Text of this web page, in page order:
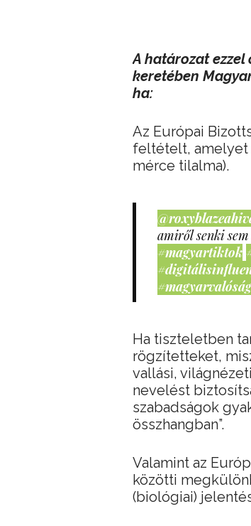
A határozat
keretében
ha:
Az Európai
feltételt, amelyet
mérce tilalma).
amiről senki
#magyartiktok
#magyarvalóság
Ha tiszteletben
rögzítetteket,
vallási,
nevelést
szabadságok
összhangban”.
Valamint az
közötti
(biológiai)